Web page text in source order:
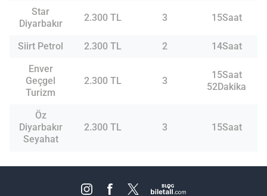
Star
Diyarbakır
2.300 TL 3 15Saat
Siirt Petrol 2.300 TL 2
14Saat
Enver
Geçgel
Turizm
2.300 TL 3
15Saat
52Dakika
Öz
Diyarbakır
Seyahat
2.300 TL 3 15Saat